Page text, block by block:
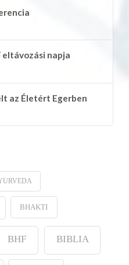
napja
az Életért Egerben
BHAKTI
BHF BIBLIA